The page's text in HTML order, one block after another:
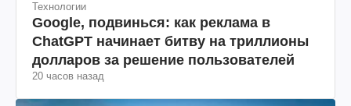
Технологии
Google, подвинься: как реклама в
ChatGPT начинает битву на триллионы
долларов за решение пользователей
20 часов назад